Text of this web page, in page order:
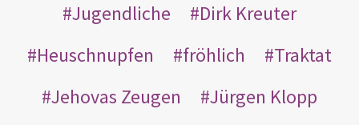
Jugendliche
Dirk Kreuter
Heuschnupfen
fröhlich
Traktat
Jehovas Zeugen
Jürgen Klopp